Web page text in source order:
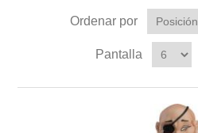
Ordenar por
Pantalla